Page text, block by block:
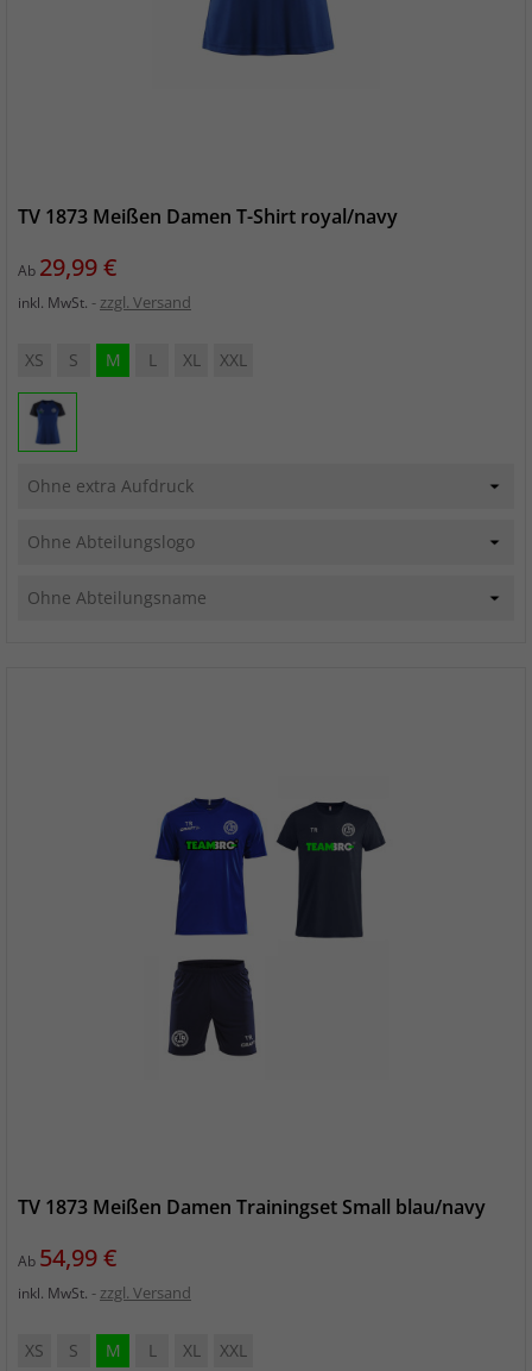
TV 1873 Meißen Damen T-Shirt royal/navy
Ab Preis
29,99 €
inkl. MwSt. zzgl. Versand
XS S M L XL XXL
TV 1873 Meißen Damen Trainingset Small blau/navy
Ab Preis
54,99 €
inkl. MwSt. zzgl. Versand
XS S M L XL XXL